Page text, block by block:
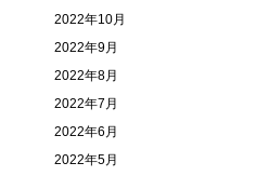
2022年10月
2022年9月
2022年8月
2022年7月
2022年6月
2022年5月